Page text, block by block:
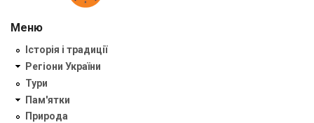
Меню
Історія і традиції
Регіони України
Тури
Пам'ятки
Природа